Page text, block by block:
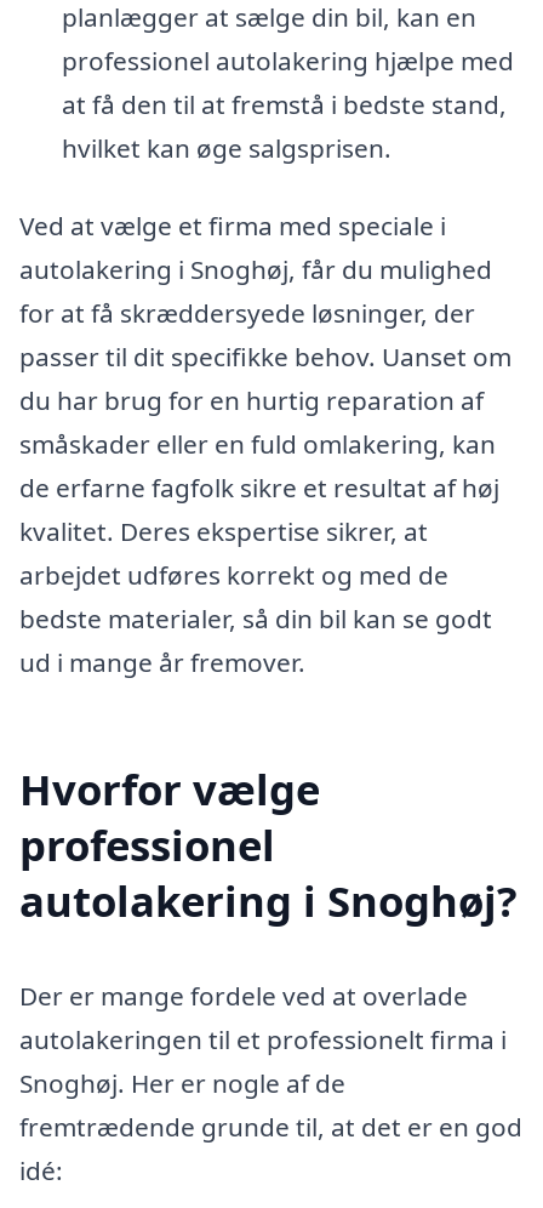
planlægger at sælge din bil, kan en
professionel autolakering hjælpe med
at få den til at fremstå i bedste stand,
hvilket kan øge salgsprisen.
Ved at vælge et firma med speciale i
autolakering i Snoghøj, får du mulighed
for at få skræddersyede løsninger, der
passer til dit specifikke behov. Uanset om
du har brug for en hurtig reparation af
småskader eller en fuld omlakering, kan
de erfarne fagfolk sikre et resultat af høj
kvalitet. Deres ekspertise sikrer, at
arbejdet udføres korrekt og med de
bedste materialer, så din bil kan se godt
ud i mange år fremover.
Hvorfor vælge
professionel
autolakering i Snoghøj?
Der er mange fordele ved at overlade
autolakeringen til et professionelt firma i
Snoghøj. Her er nogle af de
fremtrædende grunde til, at det er en god
idé: